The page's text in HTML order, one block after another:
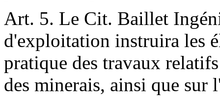
Art. 5. Le Cit. Baillet
d'exploitation instruira les
pratique des travaux
des minerais, ainsi que sur